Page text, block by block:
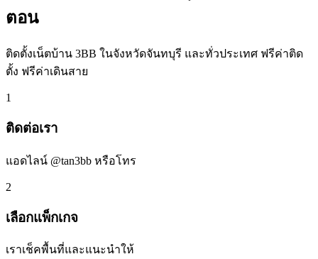
ตอน
ติดตั้งเน็ตบ้าน 3BB ในจังหวัดจันทบุรี และทั่วประเทศ ฟรีค่าติด
ตั้ง ฟรีค่าเดินสาย
1
ติดต่อเรา
แอดไลน์ @tan3bb หรือโทร
2
เลือกแพ็กเกจ
เราเช็คพื้นที่และแนะนำให้